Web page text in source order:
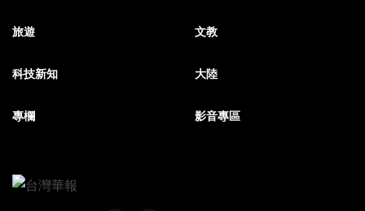
旅遊 文教
科技新知 大陸
專欄 影音專區